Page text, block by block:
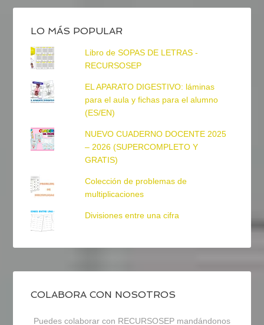
LO MÁS POPULAR
Libro de SOPAS DE LETRAS -
RECURSOSEP
EL APARATO DIGESTIVO: láminas
para el aula y fichas para el alumno
(ES/EN)
NUEVO CUADERNO DOCENTE 2025
– 2026 (SUPERCOMPLETO Y
GRATIS)
Colección de problemas de
multiplicaciones
Divisiones entre una cifra
COLABORA CON NOSOTROS
Puedes colaborar con RECURSOSEP mandándonos